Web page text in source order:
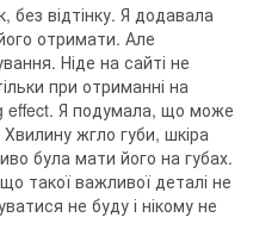
без відтінку. Я додавала
отримати. Але
Ніде на сайті не
при отриманні на
effect. Я подумала, що може
Хвилину жгло губи, шкіра
була мати його на губах.
такої важливої деталі не
не буду і нікому не